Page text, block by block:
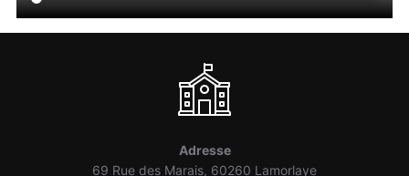
Adresse
69 Rue des Marais, 60260 Lamorlaye